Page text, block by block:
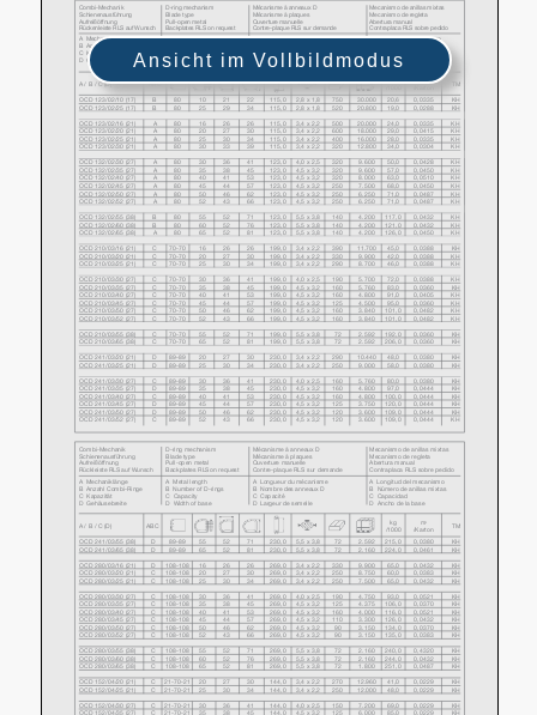
Ansicht im Vollbildmodus